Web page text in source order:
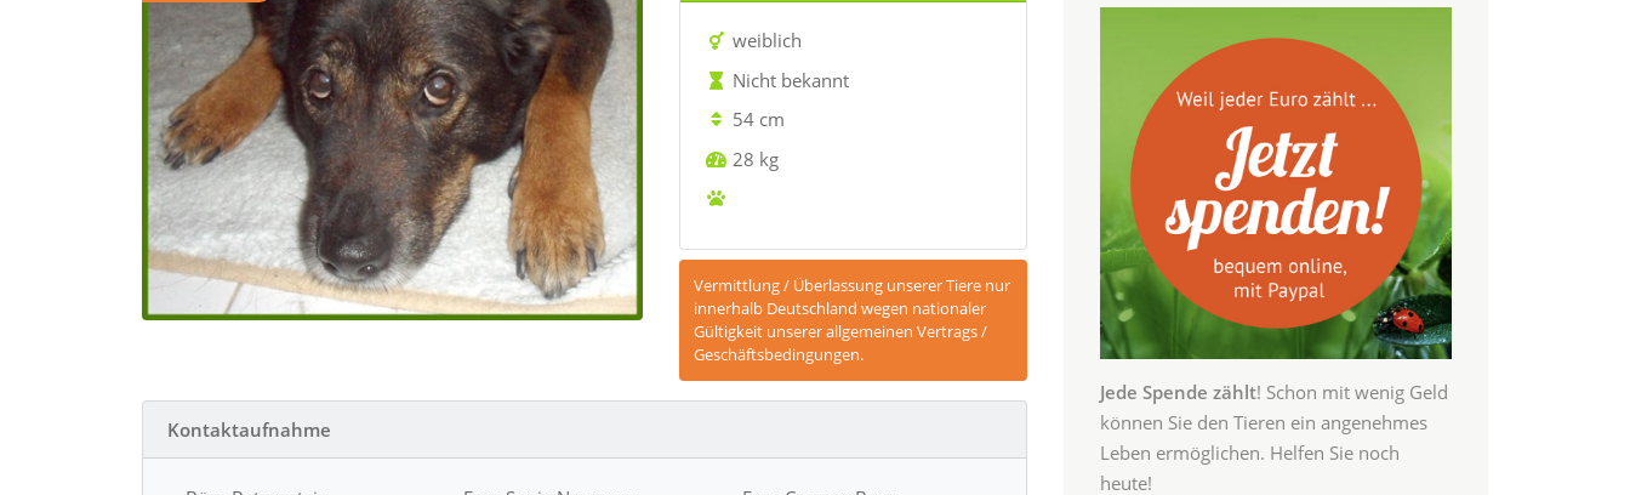
weiblich
Nicht bekannt
54 cm
28 kg
Vermittlung / Überlassung unserer Tiere nur
innerhalb Deutschland wegen nationaler
Gültigkeit unserer allgemeinen Vertrags /
Geschäftsbedingungen.
Kontaktaufnahme
Jede Spende zählt! Schon mit wenig Geld
können Sie den Tieren ein angenehmes
Leben ermöglichen. Helfen Sie noch
heute!